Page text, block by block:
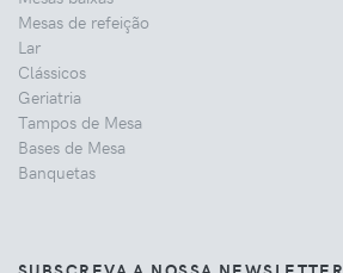
Mesas de refeição
Lar
Clássicos
Geriatria
Tampos de Mesa
Bases de Mesa
Banquetas